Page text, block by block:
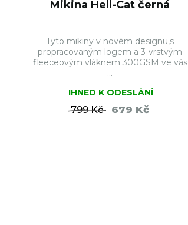
Mikina Hell-Cat černá
Tyto mikiny v novém designu,s
propracovaným logem a 3-vrstvým
fleeceovým vláknem 300GSM ve vás
...
IHNED K ODESLÁNÍ
799 Kč 679 Kč